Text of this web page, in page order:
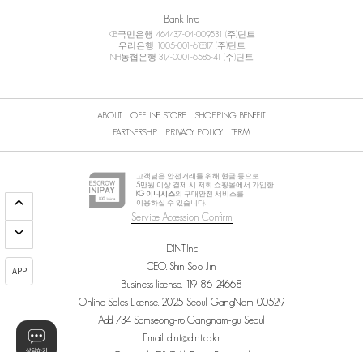
APP
Bank Info
KB국민은행 464437-04-009531 (주)딘트
우리은행 1005-001-618817 (주)딘트
NH농협은행 317-0001-6585-41 (주)딘트
ABOUT OFFLINE STORE
SHOPPING BENEFIT
PARTNERSHIP
PRIVACY POLICY TERM
고객님은 안전거래를 위해 현금 등으로
5만원 이상 결제 시 저희 쇼핑몰에서 가입한
KG 이니시스의 구매안전 서비스를
이용하실 수 있습니다.
Service Accession Confirm
DINT.Inc
CEO. Shin Soo Jin
Business license. 119-86-24668
Online Sales License. 2025-Seoul-GangNam-00529
Add. 734 Samseong-ro Gangnam-gu Seoul
Email. dint@dint.co.kr